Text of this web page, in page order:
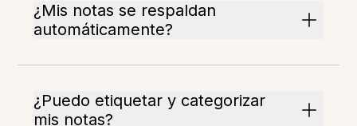
¿Mis notas se respaldan
automáticamente?
¿Puedo etiquetar y categorizar
mis notas?